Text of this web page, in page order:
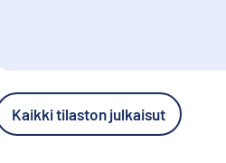
Kaikki tilaston julkaisut